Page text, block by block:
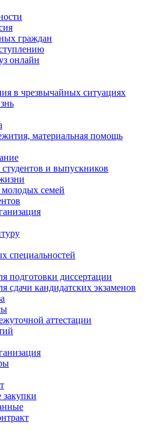
граждан
онлайн
в чрезвычайных ситуациях
материальная помощь
студентов и выпускников
семей
специальностей
подготовки диссертации
сдачи кандидатских экзаменов
аттестации
закупки